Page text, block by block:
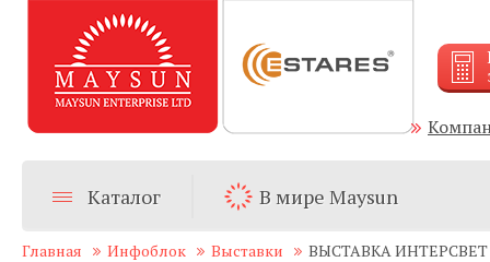
Каталог В мире Maysun
Главная Инфоблок Выставки ВЫСТАВКА ИНТЕРСВЕТ